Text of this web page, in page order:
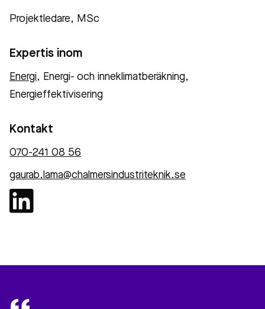
Projektledare, MSc
Expertis inom
Energi, Energi- och inneklimatberäkning,
Energieffektivisering
Kontakt
070-241 08 56
gaurab.lama@chalmersindustriteknik.se